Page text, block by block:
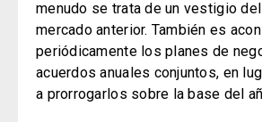
menudo se trata de un vestigio
mercado anterior. También es
periódicamente los planes de
acuerdos anuales conjuntos, en
a prorrogarlos sobre la base del